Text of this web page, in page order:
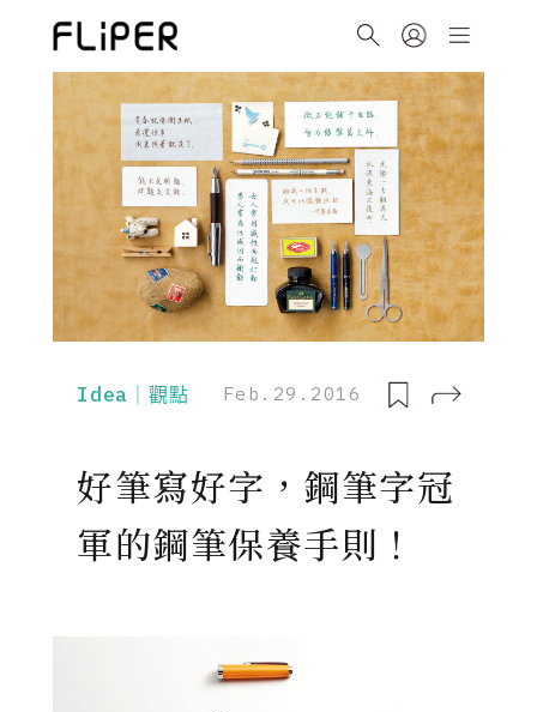
Idea｜觀點 Feb.29.2016
好筆寫好字，鋼筆字冠
軍的鋼筆保養手則！